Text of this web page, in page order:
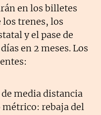
en los billetes
los trenes, los
y el pase de
en 2 meses. Los
media distancia
rebaja del